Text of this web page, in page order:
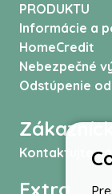
PRODUKTU
Informácie a
HomeCredit
Nebezpečné
Odstúpenie
Kontaktujte
Extra